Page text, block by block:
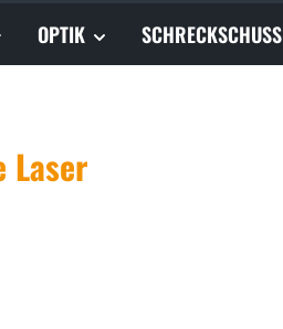
OPTIK SCHRECKSCHUSS
Laser